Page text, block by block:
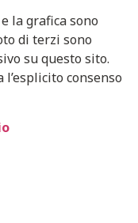
la grafica sono
di terzi sono
su questo sito.
consenso